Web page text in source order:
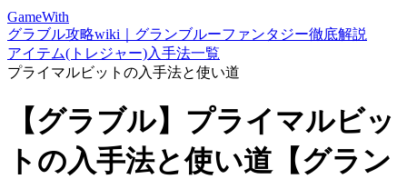
GameWith
グラブル攻略wiki｜グランブルーファンタジー徹底解説
アイテム(トレジャー)入手法一覧
プライマルビットの入手法と使い道
【グラブル】プライマルビッ
トの入手法と使い道【グラン